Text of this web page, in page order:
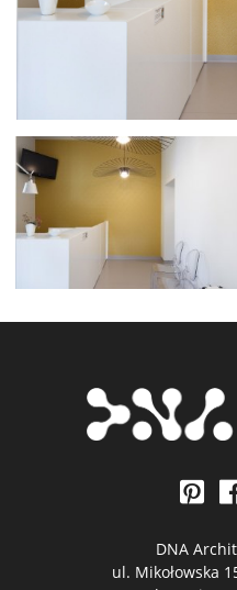
DNA
ul. Mikołowska